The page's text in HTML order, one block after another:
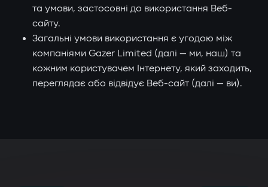
та умови, застосовні до використання Веб-
сайту.
Загальні умови використання є угодою між
компаніями Gazer Limited (далі — ми, наш) та
кожним користувачем Інтернету, який заходить,
переглядає або відвідує Веб-сайт (далі — ви).